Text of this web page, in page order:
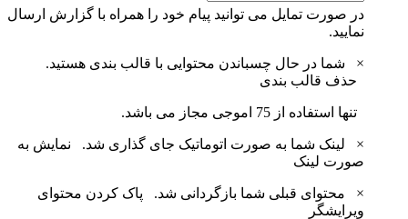
در صورت تمایل می توانید پیام خود را همراه با گزارش ارسال
نمایید.
×
شما در حال چسباندن محتوایی با قالب بندی هستید.
حذف قالب بندی
تنها استفاده از 75 اموجی مجاز می باشد.
× لینک شما به صورت اتوماتیک جای گذاری شد. نمایش به
صورت لینک
× محتوای قبلی شما بازگردانی شد. پاک کردن محتوای
ویرایشگر